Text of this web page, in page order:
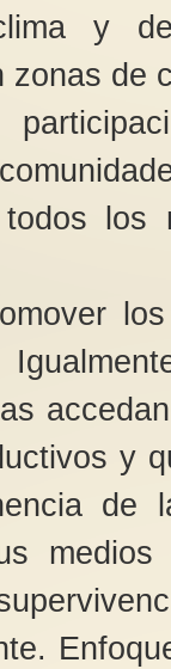
y
zonas de
todos los
y
de